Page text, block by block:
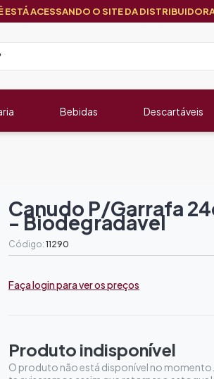
ESTÁ ACESSANDO O SITE DA
Bebidas Descartáveis
Canudo P/garrafa
- Biodegradável
Código: 11290
Faça login para ver os preços
Produto indisponível
O produto não está disponível no